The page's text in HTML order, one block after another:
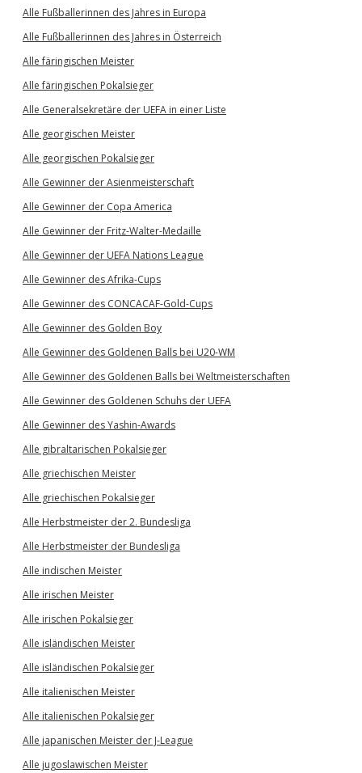
Alle Fußballerinnen des Jahres in Europa
Alle Fußballerinnen des Jahres in Österreich
Alle färingischen Meister
Alle färingischen Pokalsieger
Alle Generalsekretäre der UEFA in einer Liste
Alle georgischen Meister
Alle georgischen Pokalsieger
Alle Gewinner der Asienmeisterschaft
Alle Gewinner der Copa America
Alle Gewinner der Fritz-Walter-Medaille
Alle Gewinner der UEFA Nations League
Alle Gewinner des Afrika-Cups
Alle Gewinner des CONCACAF-Gold-Cups
Alle Gewinner des Golden Boy
Alle Gewinner des Goldenen Balls bei U20-WM
Alle Gewinner des Goldenen Balls bei Weltmeisterschaften
Alle Gewinner des Goldenen Schuhs der UEFA
Alle Gewinner des Yashin-Awards
Alle gibraltarischen Pokalsieger
Alle griechischen Meister
Alle griechischen Pokalsieger
Alle Herbstmeister der 2. Bundesliga
Alle Herbstmeister der Bundesliga
Alle indischen Meister
Alle irischen Meister
Alle irischen Pokalsieger
Alle isländischen Meister
Alle isländischen Pokalsieger
Alle italienischen Meister
Alle italienischen Pokalsieger
Alle japanischen Meister der J-League
Alle jugoslawischen Meister